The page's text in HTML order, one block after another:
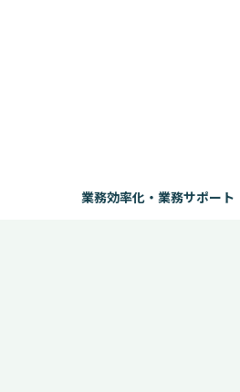
業務効率化・業務サポート